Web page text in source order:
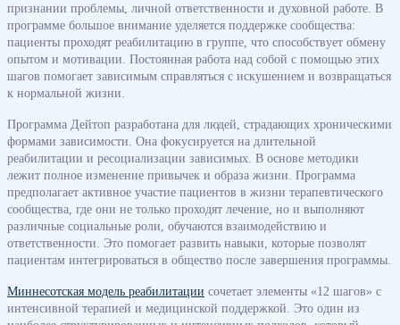
признании проблемы, личной ответственности и духовной работе. В
программе большое внимание уделяется поддержке сообщества:
пациенты проходят реабилитацию в группе, что способствует обмену
опытом и мотивации. Постоянная работа над собой с помощью этих
шагов помогает зависимым справляться с искушением и возвращаться
к нормальной жизни.
Программа Дейтоп разработана для людей, страдающих хроническими
формами зависимости. Она фокусируется на длительной
реабилитации и ресоциализации зависимых. В основе методики
лежит полное изменение привычек и образа жизни. Программа
предполагает активное участие пациентов в жизни терапевтического
сообщества, где они не только проходят лечение, но и выполняют
различные социальные роли, обучаются взаимодействию и
ответственности. Это помогает развить навыки, которые позволят
пациентам интегрироваться в общество после завершения программы.
Миннесотская модель реабилитации сочетает элементы «12 шагов» с
интенсивной терапией и медицинской поддержкой. Это один из